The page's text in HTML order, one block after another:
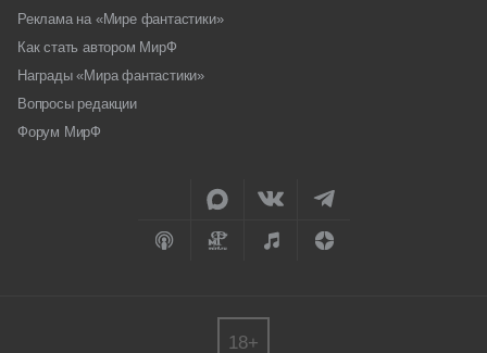
Реклама на «Мире фантастики»
Как стать автором МирФ
Награды «Мира фантастики»
Вопросы редакции
Форум МирФ
18+